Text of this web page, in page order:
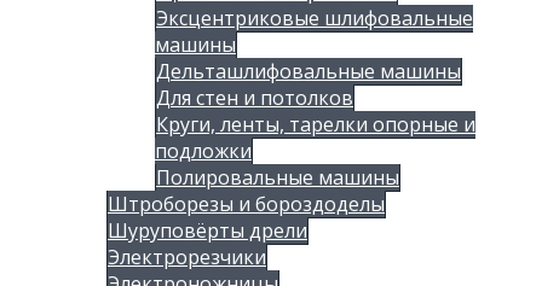
Эксцентриковые шлифовальные
машины
Дельташлифовальные машины
Для стен и потолков
Круги, ленты, тарелки опорные и
подложки
Полировальные машины
Штроборезы и бороздоделы
Шуруповёрты дрели
Электрорезчики